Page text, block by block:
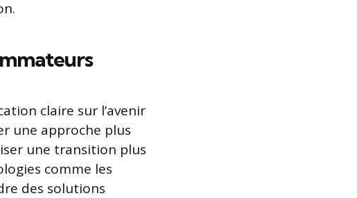
claire sur l’avenir
une approche plus
une transition plus
comme les
des solutions